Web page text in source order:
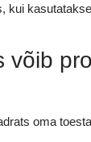
kui
võib
oma